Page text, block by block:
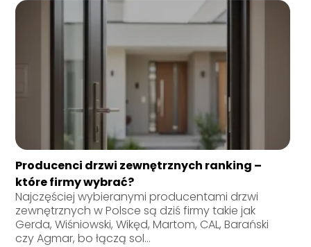
Producenci drzwi zewnętrznych ranking –
które firmy wybrać?
Najczęściej wybieranymi producentami drzwi
zewnętrznych w Polsce są dziś firmy takie jak
Gerda, Wiśniowski, Wikęd, Martom, CAL, Barański
czy Agmar, bo łączą sol...